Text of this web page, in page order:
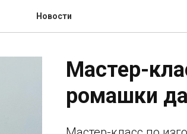
Новости
Мастер-
ромашки